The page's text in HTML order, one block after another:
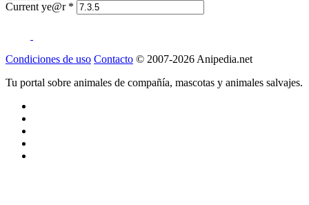
Current ye@r *
Condiciones de uso Contacto © 2007-2026 Anipedia.net
Tu portal sobre animales de compañía, mascotas y animales salvajes.